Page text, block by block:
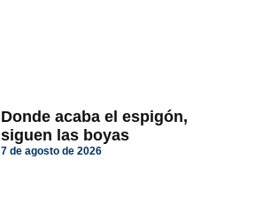
Donde acaba el espigón,
siguen las boyas
7 de agosto de 2026